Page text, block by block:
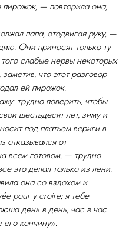
— повторила она,
папа, отодвигая руку, —
Они приносят только ту
слабые нервы некоторых
что этот разговор
ей пирожок.
трудно поверить, чтобы
шестьдесят лет, зиму и
под платьем вериги в
отказывался от
всем готовом, — трудно
это делал только из лени.
она со вздохом и
pour y croire; я тебе
день в день, час в час
его кончину».